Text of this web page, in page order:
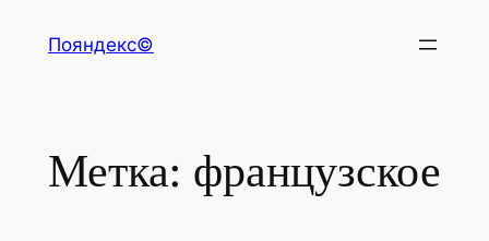
Пояндекс©
Метка: французское